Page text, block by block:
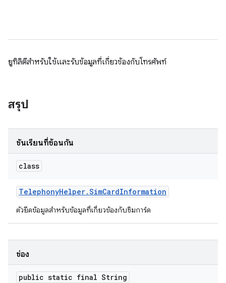
ยูทิลิตีสำหรับใช้และรับข้อมูลที่เกี่ยวข้องกับโทรศัพท์
สรุป
ชั้นเรียนที่ซ้อนกัน
class
TelephonyHelper.SimCardInformation
ตัวยึดข้อมูลสำหรับข้อมูลที่เกี่ยวข้องกับซิมการ์ด
ช่อง
public static final String